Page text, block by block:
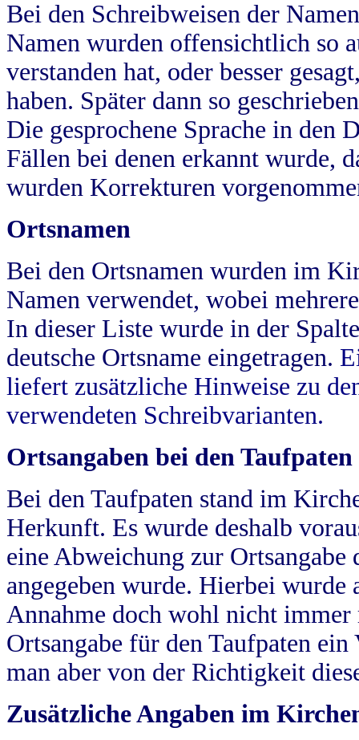
Bei den Schreibweisen der
Namen wurden offensichtlich so
verstanden hat, oder besser
haben. Später dann so
Die gesprochene Sprache in
Fällen bei denen erkannt wurde,
wurden Korrekturen
Ortsnamen
Bei den Ortsnamen wurden im
Namen verwendet, wobei
In dieser Liste wurde in der
deutsche Ortsname eingetragen.
liefert zusätzliche Hinweise zu
verwendeten Schreibvarianten.
Ortsangaben bei den Taufpaten
Bei den Taufpaten stand im
Herkunft. Es wurde deshalb
eine Abweichung zur
angegeben wurde. Hierbei wurde
Annahme doch wohl nicht
Ortsangabe für den Taufpaten
man aber von der Richtigkeit
Zusätzliche Angaben im